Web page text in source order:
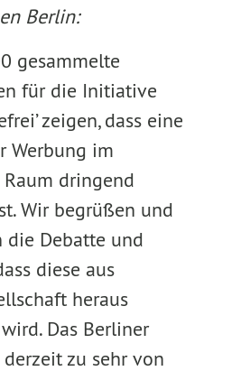
Berlin:
gesammelte
für die Initiative
zeigen, dass eine
Werbung im
dringend
Wir begrüßen und
die Debatte und
diese aus
heraus
Das Berliner
zu sehr von